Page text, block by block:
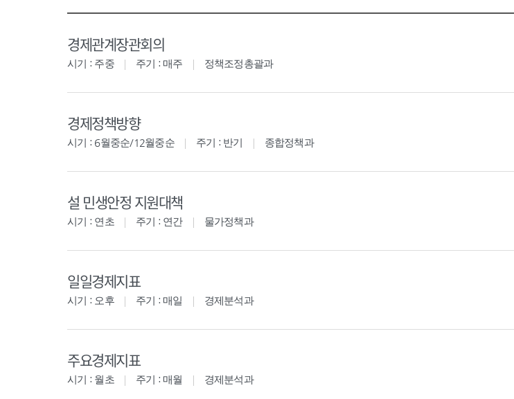
경제관계장관회의
시기 : 주중 주기 : 매주 정책조정총괄과
경제정책방향
시기 : 6월중순/12월중순 주기 : 반기 종합정책과
설 민생안정 지원대책
시기 : 연초 주기 : 연간 물가정책과
일일경제지표
시기 : 오후 주기 : 매일 경제분석과
주요경제지표
시기 : 월초 주기 : 매월 경제분석과